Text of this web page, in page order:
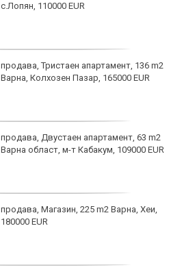
с.Лопян, 110000 EUR
продава, Тристаен апартамент, 136 m2
Варна, Колхозен Пазар, 165000 EUR
продава, Двустаен апартамент, 63 m2
Варна област, м-т Кабакум, 109000 EUR
продава, Магазин, 225 m2 Варна, Хеи,
180000 EUR